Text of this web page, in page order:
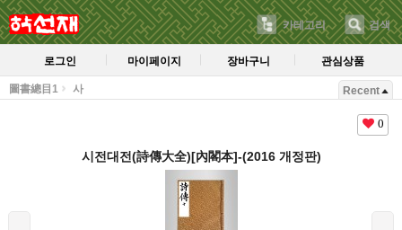
카테고리 검색
로그인 마이페이지 장바구니 관심상품
圖書總目1 사 Recent
0
시전대전(詩傳大全)[內閣本]-(2016 개정판)